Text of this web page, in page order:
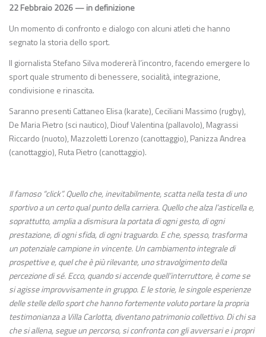
22 Febbraio 2026 — in definizione
Un momento di confronto e dialogo con alcuni atleti che hanno
segnato la storia dello sport.
Il giornalista Stefano Silva modererà l’incontro, facendo emergere lo
sport quale strumento di benessere, socialità, integrazione,
condivisione e rinascita.
Saranno presenti Cattaneo Elisa (karate), Ceciliani Massimo (rugby),
De Maria Pietro (sci nautico), Diouf Valentina (pallavolo), Magrassi
Riccardo (nuoto), Mazzoletti Lorenzo (canottaggio), Panizza Andrea
(canottaggio), Ruta Pietro (canottaggio).
Il famoso “click”. Quello che, inevitabilmente, scatta nella testa di uno
sportivo a un certo qual punto della carriera. Quello che alza l’asticella e,
soprattutto, amplia a dismisura la portata di ogni gesto, di ogni
prestazione, di ogni sfida, di ogni traguardo. E che, spesso, trasforma
un potenziale campione in vincente. Un cambiamento integrale di
prospettive e, quel che è più rilevante, uno stravolgimento della
percezione di sé. Ecco, quando si accende quell’interruttore, è come se
si agisse improvvisamente in gruppo. E le storie, le singole esperienze
delle stelle dello sport che hanno fortemente voluto portare la propria
testimonianza a Villa Carlotta, diventano patrimonio collettivo. Di chi sa
che si allena, segue un percorso, si confronta con gli avversari e i propri